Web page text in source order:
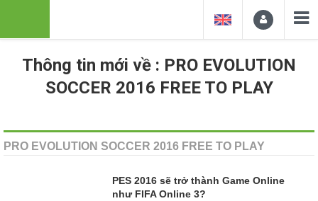
Thông tin mới về : PRO EVOLUTION
SOCCER 2016 FREE TO PLAY
PRO EVOLUTION SOCCER 2016 FREE TO PLAY
PES 2016 sẽ trở thành Game Online
như FIFA Online 3?